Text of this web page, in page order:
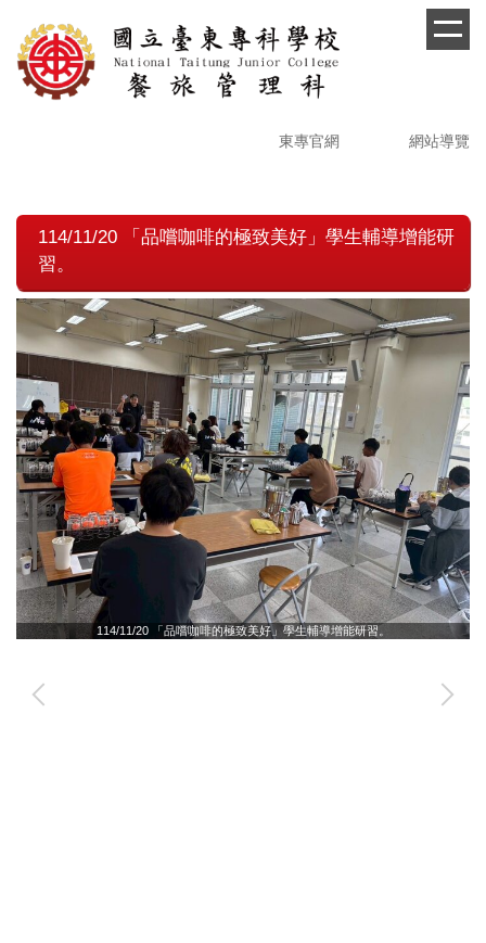
到
主
要
東專官網 網站導覽
114/11/20 「品嚐咖啡的極致美好」學生輔導增能研
習。
114/11/20 「品嚐咖啡的極致美好」學生輔導增能研習。